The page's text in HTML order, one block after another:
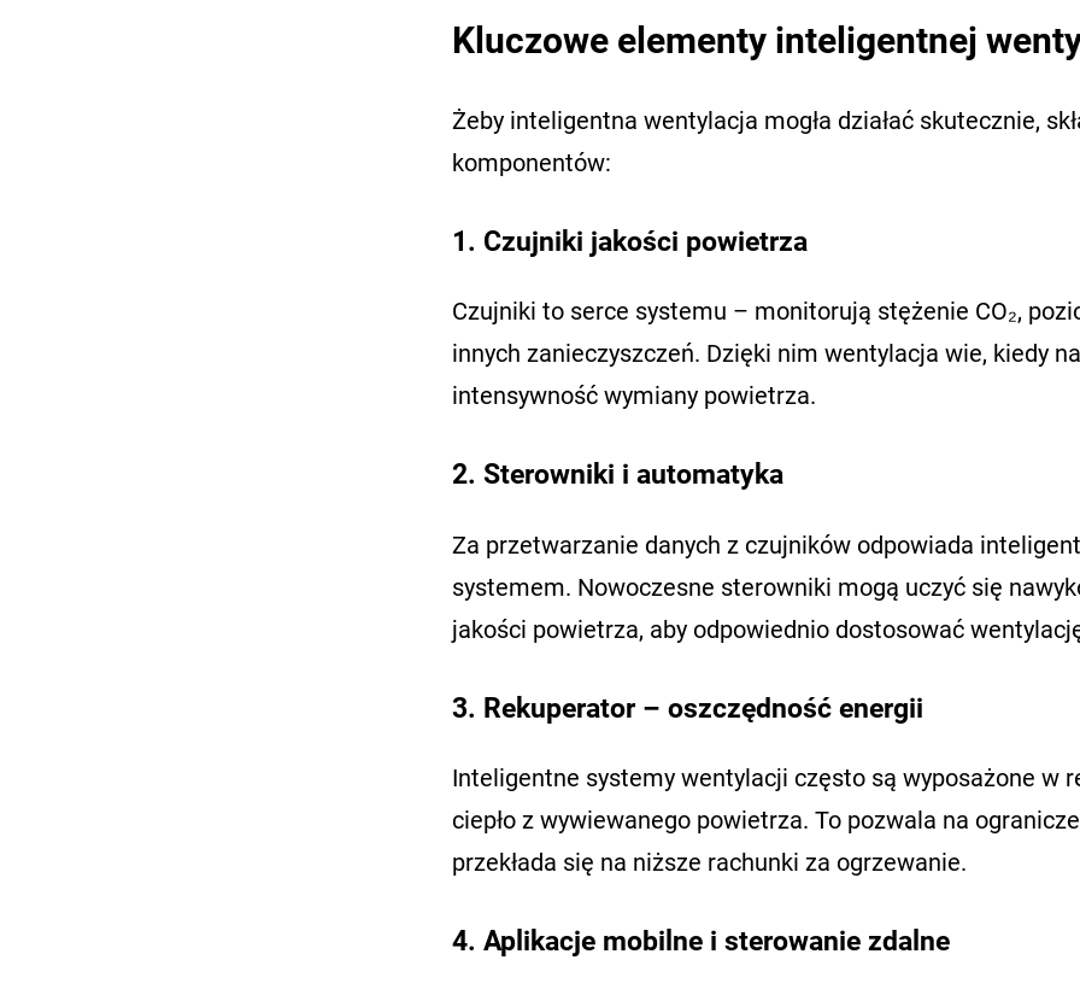
Kluczowe elementy inteligentnej
Żeby inteligentna wentylacja mogła działać skutecznie,
komponentów:
1. Czujniki jakości powietrza
Czujniki to serce systemu – monitorują stężenie CO₂,
innych zanieczyszczeń. Dzięki nim wentylacja wie, kiedy
intensywność wymiany powietrza.
2. Sterowniki i automatyka
Za przetwarzanie danych z czujników odpowiada
systemem. Nowoczesne sterowniki mogą uczyć się
jakości powietrza, aby odpowiednio dostosować
3. Rekuperator – oszczędność energii
Inteligentne systemy wentylacji często są wyposażone w
ciepło z wywiewanego powietrza. To pozwala na
przekłada się na niższe rachunki za ogrzewanie.
4. Aplikacje mobilne i sterowanie zdalne